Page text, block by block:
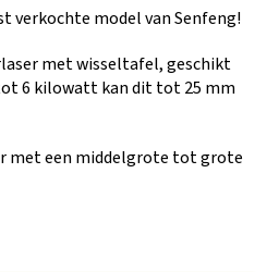
verkochte model van Senfeng!
met wisseltafel, geschikt
6 kilowatt kan dit tot 25 mm
met een middelgrote tot grote